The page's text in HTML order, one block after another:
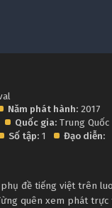
Năm phát hành: 2017
Quốc gia: Trung Quốc
Số tập: 1 Đạo diễn:
đề tiếng việt trên
quên xem phát trực